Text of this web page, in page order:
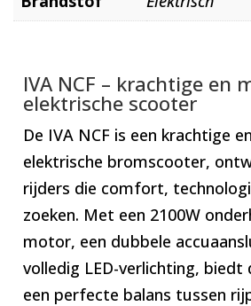
IVA NCF – krachtige en
elektrische scooter
De IVA NCF is een krachtige
elektrische bromscooter,
rijders die comfort,
zoeken. Met een 2100W
motor, een dubbele
volledig LED-verlichting, biedt
een perfecte balans tussen